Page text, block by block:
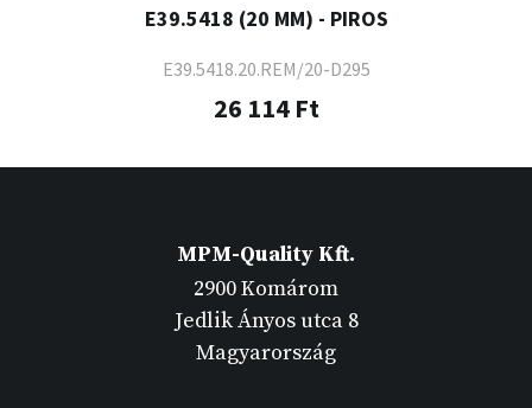
E39.5418 (20 MM) - PIROS
E39.5418.20.REM/20-D295
26 114 Ft
MPM-Quality Kft.
2900 Komárom
Jedlik Ányos utca 8
Magyarország